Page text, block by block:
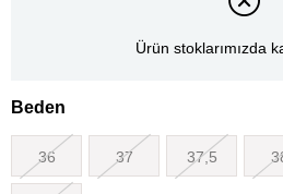
Ürün stoklarımızda
Beden
36 37 37,5